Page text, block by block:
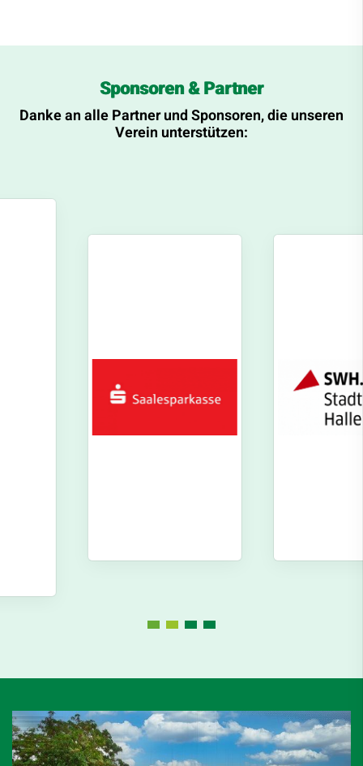
Sponsoren & Partner
Danke an alle Partner und Sponsoren, die unseren
Verein unterstützen: